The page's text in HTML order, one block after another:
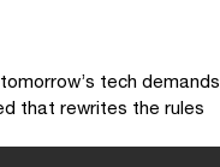
tech demands
that rewrites the rules